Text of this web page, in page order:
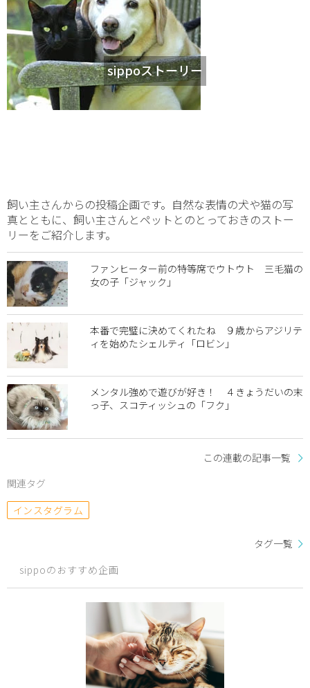
sippoストーリー
飼い主さんからの投稿企画です。自然な表情の犬や猫の写
真とともに、飼い主さんとペットとのとっておきのストー
リーをご紹介します。
ファンヒーター前の特等席でウトウト 三毛猫の
女の子「ジャック」
本番で完璧に決めてくれたね ９歳からアジリテ
ィを始めたシェルティ「ロビン」
メンタル強めで遊びが好き！ ４きょうだいの末
っ子、スコティッシュの「フク」
この連載の記事一覧
関連タグ
インスタグラム
タグ一覧
sippoのおすすめ企画